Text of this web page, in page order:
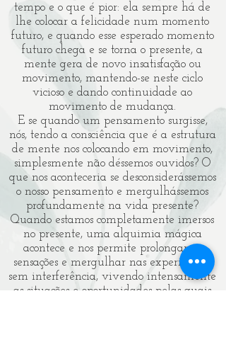
tempo e o que é pior: ela sempre há de
lhe colocar a felicidade num momento
futuro, e quando esse esperado momento
futuro chega e se torna o presente, a
mente gera de novo insatisfação ou
movimento, mantendo-se neste ciclo
vicioso e dando continuidade ao
movimento de mudança.
E se quando um pensamento surgisse,
nós, tendo a consciência que é a estrutura
de mente nos colocando em movimento,
simplesmente não déssemos ouvidos? O
que nos aconteceria se desconsiderássemos
o nosso pensamento e mergulhássemos
profundamente na vida presente?
Quando estamos completamente imersos
no presente, uma alquimia mágica
acontece e nos permite prolongar as
sensações e mergulhar nas experiências
sem interferência, vivendo intensamente
as situações e oportunidades pelas quais